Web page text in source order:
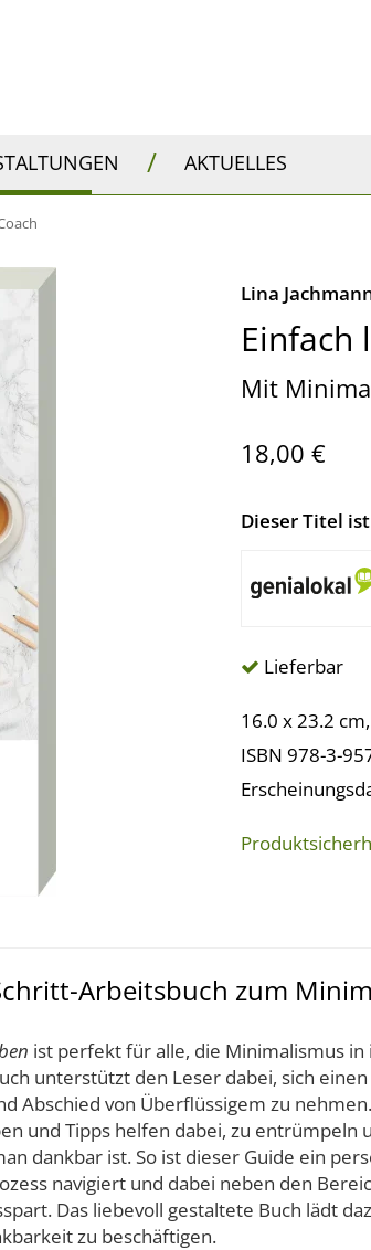
/ AKTUELLES
Lina
Einfach
Mit
18,00 €
Dieser Titel
Lieferbar
16.0 x 23.2
ISBN 978-3-
Arbeitsbuch zum
ist perfekt für alle, die Minimalismus
unterstützt den Leser dabei, sich
Abschied von Überflüssigem zu
und Tipps helfen dabei, zu entrümpeln
dankbar ist. So ist dieser Guide ein
navigiert und dabei neben den
Das liebevoll gestaltete Buch lädt
zu beschäftigen.